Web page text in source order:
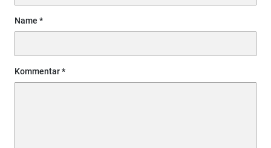
Name
Kommentar